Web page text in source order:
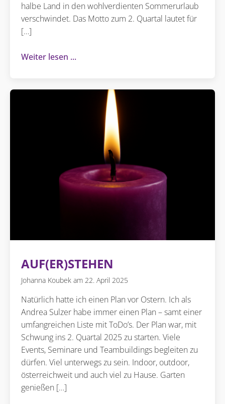
halbe Land in den wohlverdienten Sommerurlaub
verschwindet. Das Motto zum 2. Quartal lautet für
[…]
Weiter lesen
AUF(ER)STEHEN
Johanna Koubek 22. April 2025
Natürlich hatte ich einen Plan vor Ostern. Ich als
Andrea Sulzer habe immer einen Plan – samt einer
umfangreichen Liste mit ToDo’s. Der Plan war, mit
Schwung ins 2. Quartal 2025 zu starten. Viele
Events, Seminare und Teambuildings begleiten zu
dürfen. Viel unterwegs zu sein. Indoor, outdoor,
österreichweit und auch viel zu Hause. Garten
genießen […]